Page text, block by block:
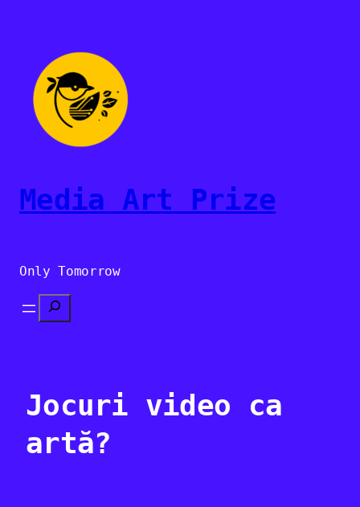
conținut
Media Art Prize
Only Tomorrow
Search
Jocuri video ca
artă?